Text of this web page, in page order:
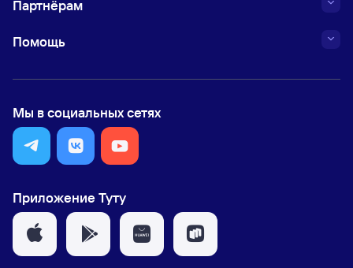
Партнёрам
Помощь
Мы в социальных сетях
Приложение Туту